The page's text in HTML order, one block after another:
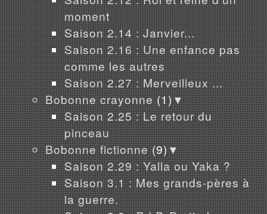
moment
Saison 2.14 : Janvier...
Saison 2.16 : Une enfance pas
comme les autres
Saison 2.27 : Merveilleux ...
Bobonne crayonne (1)▼
Saison 2.25 : Le retour du
pinceau
Bobonne fictionne (9)▼
Saison 2.29 : Yalla ou Yaka ?
Saison 3.1 : Mes grands-pères à
la guerre.